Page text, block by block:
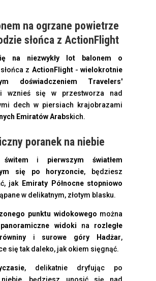
na ogrzane powietrze
słońca z ActionFlight
na niezwykły lot balonem o
z ActionFlight-wielokrotnie
doświadczeniem Travelers'
się w przestworza nad
dech w piersiach krajobrazami
Emiratów Arabskich.
poranek na niebie
i pierwszym światłem
się po horyzoncie, będziesz
jak
Emiraty Północne stopniowo
w delikatnym, złotym blasku.
punktu widokowego można
panoramiczne widoki na rozległe
i surowe góry Hadżar,
się tak daleko, jak okiem sięgnąć.
, delikatnie dryfując po